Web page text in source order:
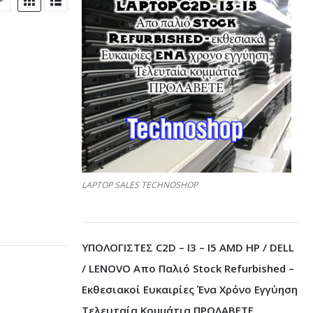
LAPTOP SALES TECHNOSHOP
ΥΠΟΛΟΓΙΣΤΕΣ C2D – I3 – I5 AMD HP / DELL
/ LENOVO Απο Παλιό Stock Refurbished –
Εκθεσιακοί Ευκαιρίες Ένα Χρόνο Εγγύηση
Τελευταία Κομμάτια ΠΡΟΛΑΒΕΤΕ